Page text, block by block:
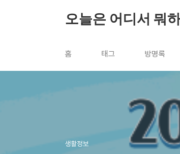
오늘은 어디서 뭐
홈 태그 방명록
생활정보